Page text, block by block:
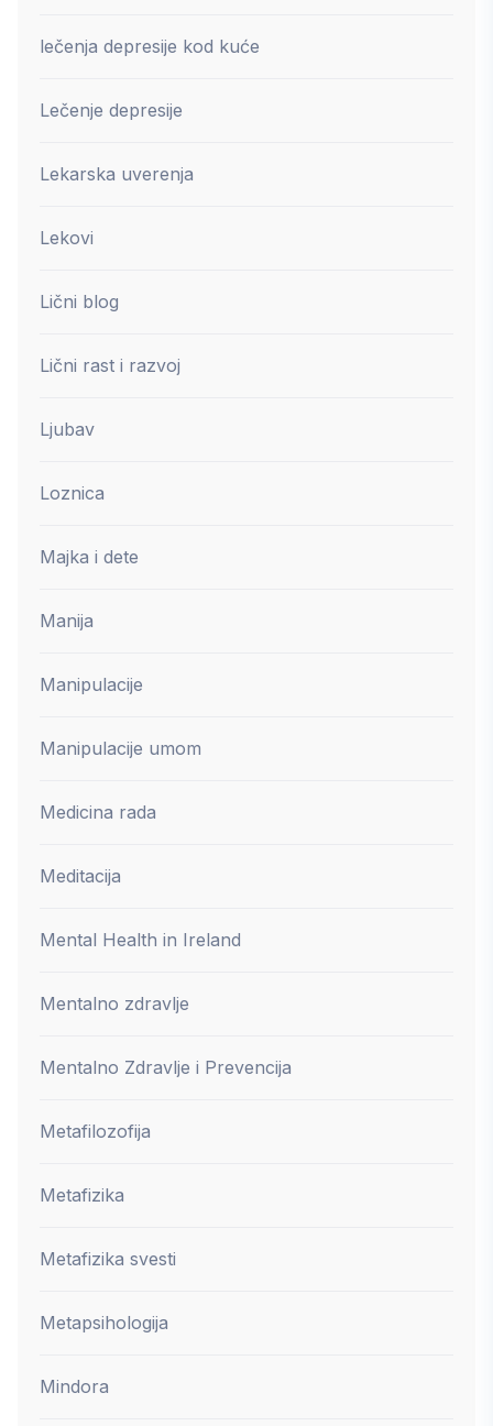
lečenja depresije kod kuće
Lečenje depresije
Lekarska uverenja
Lekovi
Lični blog
Lični rast i razvoj
Ljubav
Loznica
Majka i dete
Manija
Manipulacije
Manipulacije umom
Medicina rada
Meditacija
Mental Health in Ireland
Mentalno zdravlje
Mentalno Zdravlje i Prevencija
Metafilozofija
Metafizika
Metafizika svesti
Metapsihologija
Mindora